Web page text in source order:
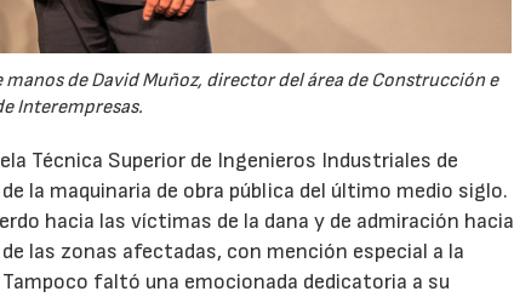
de David Muñoz, director del área de Construcción e
Interempresas.
Técnica Superior de Ingenieros Industriales de
la maquinaria de obra pública del último medio siglo.
hacia las víctimas de la dana y de admiración hacia
las zonas afectadas, con mención especial a la
faltó una emocionada dedicatoria a su